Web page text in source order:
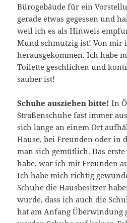
Bürogebäude für ein
gerade etwas gegessen und
weil ich es als Hinweis
Mund schmutzig ist! Von mir
herausgekommen. Ich habe
Toilette geschlichen und
sauber ist!
Schuhe ausziehen bitte! In
Straßenschuhe fast immer
sich lange an einem Ort
Hause, bei Freunden oder in
man sich gemütlich. Das
habe, war ich mit Freunden
Ich habe mich richtig
Schuhe die Hausbesitzer
wurde, dass ich auch die
hat am Anfang Überwindung